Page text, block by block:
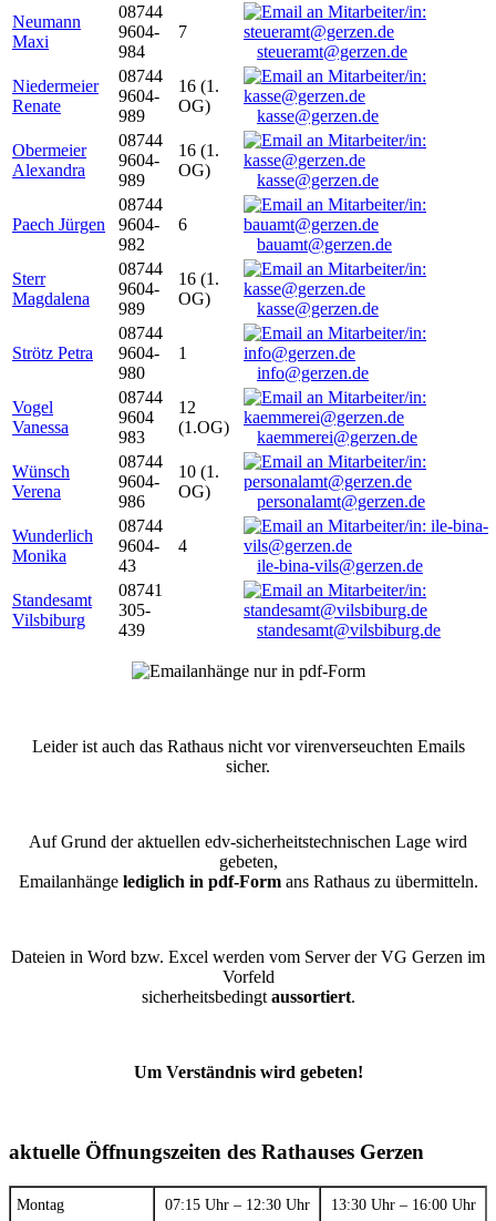
Neumann
Maxi
08744
9604-
984
7
steueramt@gerzen.de
Niedermeier
Renate
08744
9604-
989
16 (1.
OG)
kasse@gerzen.de
Obermeier
Alexandra
08744
9604-
989
16 (1.
OG)
kasse@gerzen.de
Paech Jürgen
08744
9604-
982
6
bauamt@gerzen.de
Sterr
Magdalena
08744
9604-
989
16 (1.
OG)
kasse@gerzen.de
Strötz Petra
08744
9604-
980
1
info@gerzen.de
Vogel
Vanessa
08744
9604
983
12
(1.OG)
kaemmerei@gerzen.de
Wünsch
Verena
08744
9604-
986
10 (1.
OG)
personalamt@gerzen.de
Wunderlich
Monika
08744
9604-
43
4
ile-bina-vils@gerzen.de
Standesamt
Vilsbiburg
08741
305-
439
standesamt@vilsbiburg.de
Leider ist auch das Rathaus nicht vor virenverseuchten Emails
sicher.
Auf Grund der aktuellen edv-sicherheitstechnischen Lage wird
gebeten,
Emailanhänge lediglich in pdf-Formans Rathaus zu übermitteln.
Dateien in Word bzw. Excel werden vom Server der VG Gerzen im
Vorfeld
sicherheitsbedingt aussortiert.
Um Verständnis wird gebeten!
aktuelle Öffnungszeiten des Rathauses Gerzen
Montag 07:15 Uhr – 12:30 Uhr 13:30 Uhr – 16:00 Uhr